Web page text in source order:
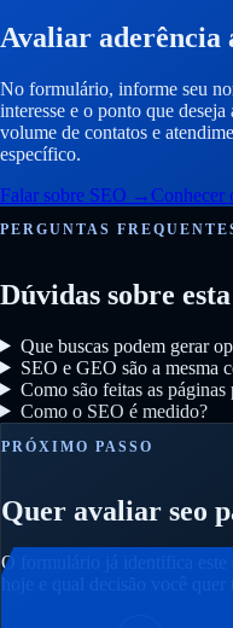
Avaliar aderência
No formulário, informe seu
interesse e o ponto que
volume de contatos e
específico.
Falar sobre SEO →Conhecer
PERGUNTAS
Dúvidas sobre
Que buscas podem gerar
SEO e GEO são a mesma
Como são feitas as
Como o SEO é medido?
PRÓXIMO PASSO
Quer avaliar seo
O formulário já identifica este
hoje e qual decisão você quer